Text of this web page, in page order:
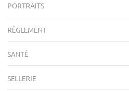
PORTRAITS
RÈGLEMENT
SANTÉ
SELLERIE